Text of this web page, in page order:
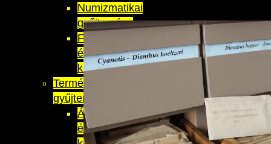
Numizmatikai
gyűjtemény
Fénykép-
és
képeslapgyűjtemény
Természettudományi
gyűjtemény
Ásvány-
és